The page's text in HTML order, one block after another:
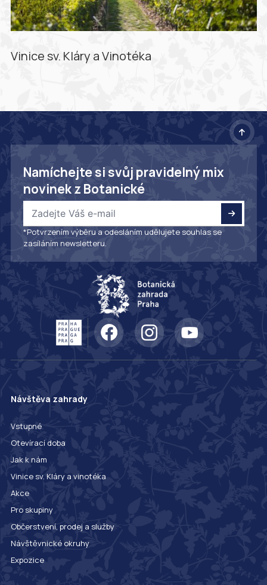
Vinice sv. Kláry a Vinotéka
Namíchejte si svůj pravidelný mix
novinek z Botanické
*Potvrzením výběru a odesláním udělujete souhlas se
zasíláním newsletteru.
Návštěva zahrady
Vstupné
Otevírací doba
Jak k nám
Vinice sv. Kláry a vinotéka
Akce
Pro skupiny
Občerstvení, prodej a služby
Návštěvnické okruhy
Expozice